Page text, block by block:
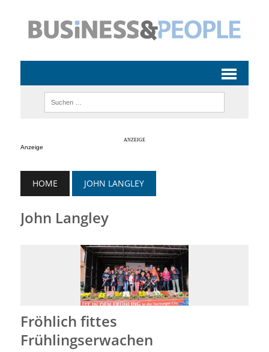
Anzeige
HOME JOHN LANGLEY
John Langley
Fröhlich fittes
Frühlingserwachen